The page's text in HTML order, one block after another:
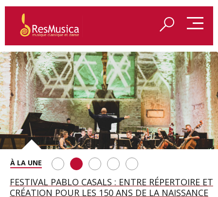
SAINT FRANÇOIS D’ASSISE À SALZBOURG, UNE
SOIRÉE IMMENSE PORTÉE PAR ROMEO
FESTIVAL PABLO CASALS : ENTRE RÉPERTOIRE ET
CRÉATION POUR LES 150 ANS DE LA NAISSANCE
A BAYREUTH, LE 150E ANNIVERSAIRE DU RING
WAGNÉRIEN GÉNÉRÉ PAR L’IA
BETSY JOLAS FÊTE SON CENTIÈME
ANNIVERSAIRE
GEORGE BENJAMIN : « MES PARENTS AVAIENT
CETTE EXIGENCE DE L’OBJET CISELÉ »